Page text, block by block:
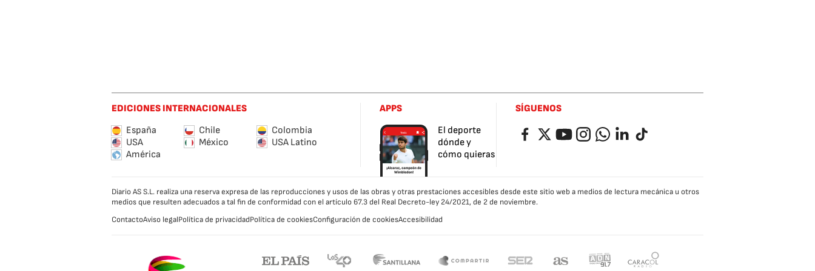
EDICIONES INTERNACIONALES
España
Chile
Colombia
USA
México
USA Latino
América
APPS
El deporte
dónde y
cómo quieras
SÍGUENOS
FacebookTwitterYouTubeInstagramWhatsappLinkedIn
TikTok
Diario AS S.L. realiza una reserva expresa de las reproducciones y usos de las obras y otras prestaciones accesibles desde este sitio web a medios de lectura mecánica u otros
medios que resulten adecuados a tal fin de conformidad con el artículo 67.3 del Real Decreto-ley 24/2021, de 2 de noviembre.
ContactoAviso legalPolítica de privacidadPolítica de cookiesConfiguración de cookiesAccesibilidad